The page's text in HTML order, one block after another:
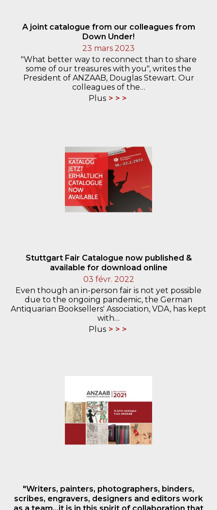
A joint catalogue from our colleagues from
Down Under!
23 mars 2023
"What better way to reconnect than to share
some of our treasures with you", writes the
President of ANZAAB, Douglas Stewart. Our
colleagues of the…
Plus
Stuttgart Fair Catalogue now published &
available for download online
03 févr. 2022
Even though an in-person fair is not yet possible
due to the ongoing pandemic, the German
Antiquarian Booksellers' Association, VDA, has kept
with…
Plus
"Writers, painters, photographers, binders,
scribes, engravers, designers and editors work